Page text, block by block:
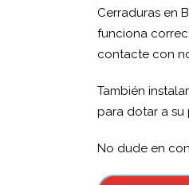
Cerraduras en
funciona
contacte con
También
para dotar a su
No dude en